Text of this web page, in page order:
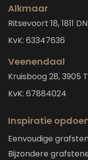
Alkmaar
Ritsevoort 18, 1811
KvK: 63347636
Veenendaal
Kruisboog 28, 3905
KvK: 67884024
Inspiratie
Eenvoudige
Bijzondere